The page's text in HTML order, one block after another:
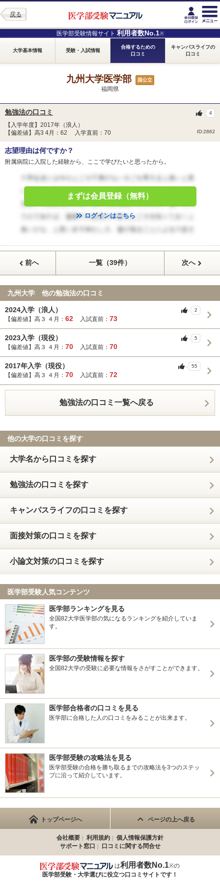
戻る
医学部受験情報サイト 利用者数No.1※
大学基本情報 受験・入試情報
合格するための
口コミ
キャンパスライフの
口コミ
九州大学医学部 国公立
福岡県
勉強法の口コミ
【入学年度】2017年（浪人）
【偏差値】高3 4月：62 入学直前：70
ID:2862
4
志望理由は何ですか？
附属病院に入院した経験から、ここで学びたいと思ったから。
まずは会員登録（無料）
ログインはこちら
前へ 一覧（39件） 次へ
九州大学 他の勉強法の口コミ
2024入学（浪人）
【偏差値】高３ ４月： 62 入試直前： 73
2
2023入学（現役）
【偏差値】高３ ４月： 70 入試直前： 70
5
2017年入学（現役）
【偏差値】高３ ４月： 70 入試直前： 72
55
勉強法の口コミ一覧へ戻る
他の大学の口コミを探す
大学名から口コミを探す
勉強法の口コミを探す
キャンパスライフの口コミを探す
面接対策の口コミを探す
小論文対策の口コミを探す
医学部受験人気コンテンツ
医学部ランキングを見る
全国82大学医学部の気になるランキングを紹介していま
す。
医学部の受験情報を探す
全国82大学の受験に必要な情報をさがすことができます。
医学部合格者の口コミを見る
医学部に合格した人の口コミをみることが出来ます。
医学部受験の攻略法を見る
医学部受験の合格を勝ち取るまでの攻略法を3つのステッ
プに沿って紹介しています。
トップページへ ページの上へ戻る
会社概要 利用規約
個人情報保護方針
サポート窓口
口コミに関する問合せ
は利用者数No.1※の
医学部受験・大学選びに役立つ口コミサイトです！